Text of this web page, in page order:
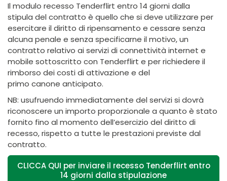
Il modulo recesso Tenderflirt entro 14 giorni dalla
stipula del contratto è quello che si deve utilizzare per
esercitare il diritto di ripensamento e cessare senza
alcuna penale e senza specificarne il motivo, un
contratto relativo ai servizi di connettività internet e
mobile sottoscritto con Tenderflirt e per richiedere il
rimborso dei costi di attivazione e del
primo canone anticipato.
NB: usufruendo immediatamente del servizi si dovrà
riconoscere un importo proporzionale a quanto è stato
fornito fino al momento dell’esercizio del diritto di
recesso, rispetto a tutte le prestazioni previste dal
contratto.
CLICCA QUI per inviare il recesso Tenderflirt entro
14 giorni dalla stipulazione